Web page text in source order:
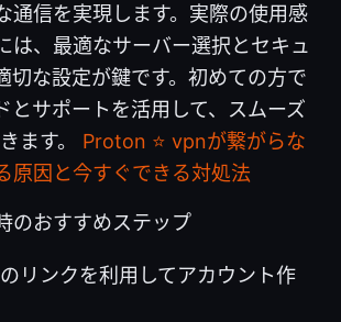
通信を実現します。実際の使用感
は、最適なサーバー選択とセキュ
切な設定が鍵です。初めての方で
とサポートを活用して、スムーズ
ます。 Proton ⭐ vpnが繋がらな
原因と今すぐできる対処法
のおすすめステップ
リンクを利用してアカウント作